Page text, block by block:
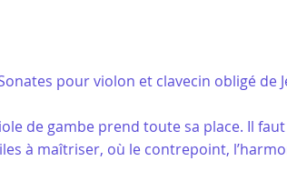
pour violon et clavecin obligé de
de gambe prend toute sa place. Il
à maîtriser, où le contrepoint,